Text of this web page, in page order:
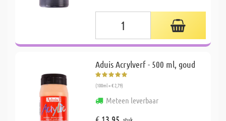
Aduis Acrylverf - 500 ml, goud
(100ml = € 2,79)
Meteen leverbaar